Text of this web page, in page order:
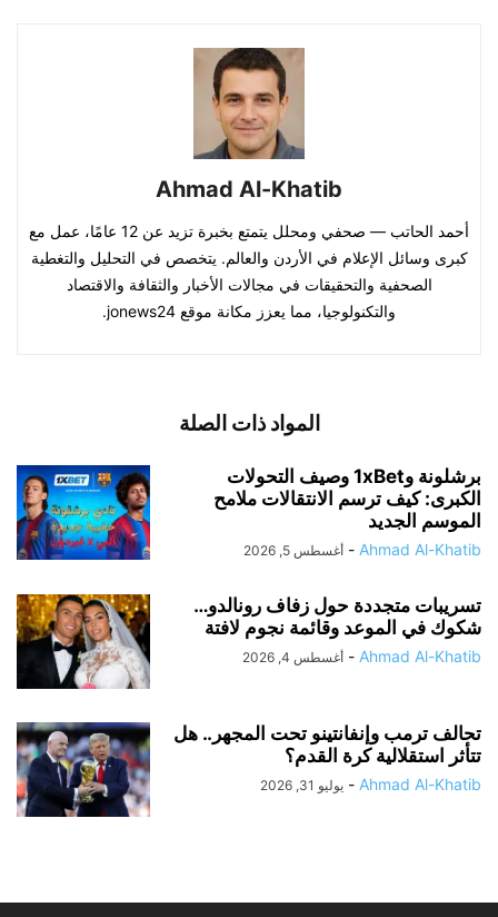
Ahmad Al-Khatib
أحمد الحاتب — صحفي ومحلل يتمتع بخبرة تزيد عن 12 عامًا، عمل مع
كبرى وسائل الإعلام في الأردن والعالم. يتخصص في التحليل والتغطية
الصحفية والتحقيقات في مجالات الأخبار والثقافة والاقتصاد
والتكنولوجيا، مما يعزز مكانة موقع jonews24.
المواد ذات الصلة
برشلونة و1xBet وصيف التحولات
الكبرى: كيف ترسم الانتقالات ملامح
الموسم الجديد
Ahmad Al-Khatib
- أغسطس 5, 2026
تسريبات متجددة حول زفاف رونالدو…
شكوك في الموعد وقائمة نجوم لافتة
Ahmad Al-Khatib
- أغسطس 4, 2026
تحالف ترمب وإنفانتينو تحت المجهر.. هل
تتأثر استقلالية كرة القدم؟
Ahmad Al-Khatib
- يوليو 31, 2026